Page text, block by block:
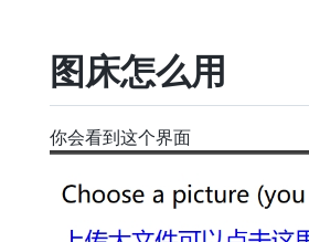
图床怎么用
你会看到这个界面